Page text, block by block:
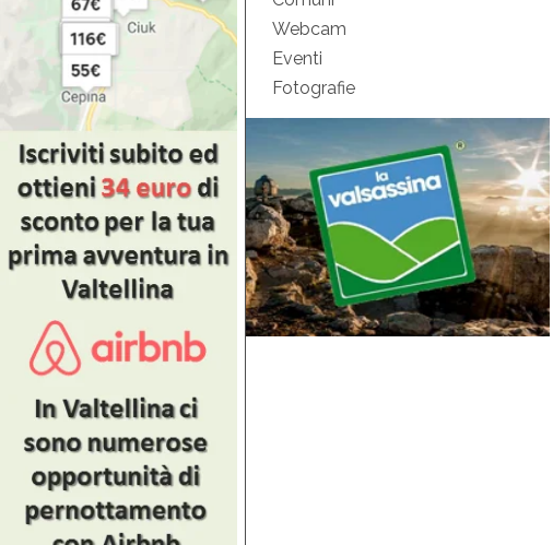
Webcam
Eventi
Fotografie